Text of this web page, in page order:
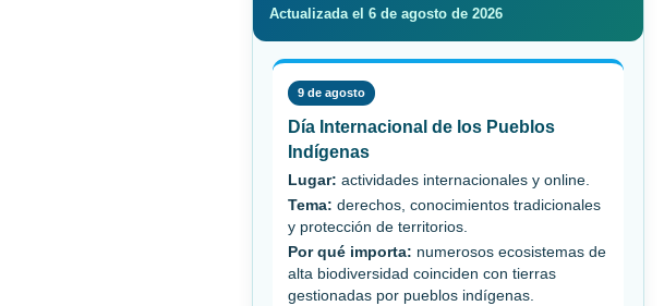
Actualizada el 6 de agosto de 2026
9 de agosto
Día Internacional de los Pueblos
Indígenas
Lugar: actividades internacionales y online.
Tema: derechos, conocimientos tradicionales
y protección de territorios.
Por qué importa: numerosos ecosistemas de
alta biodiversidad coinciden con tierras
gestionadas por pueblos indígenas.